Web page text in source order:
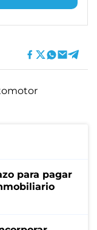
para pagar